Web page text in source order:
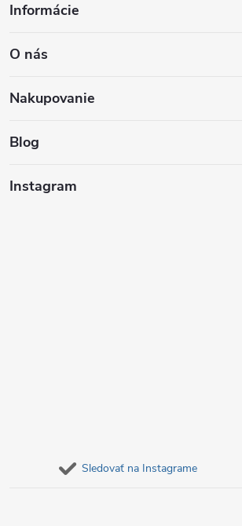
p
ä
Informácie
O nás
Nakupovanie
Blog
Instagram
Sledovať na Instagrame